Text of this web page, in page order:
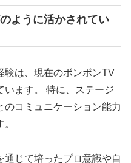
ように活かされてい
験は、現在のボンボンTV
います。 特に、ステージ
のコミュニケーション能力
通じて培ったプロ意識や自